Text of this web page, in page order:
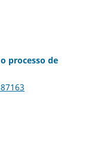
processo de